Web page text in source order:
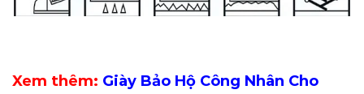
Xem thêm: Giày Bảo Hộ Công Nhân Cho